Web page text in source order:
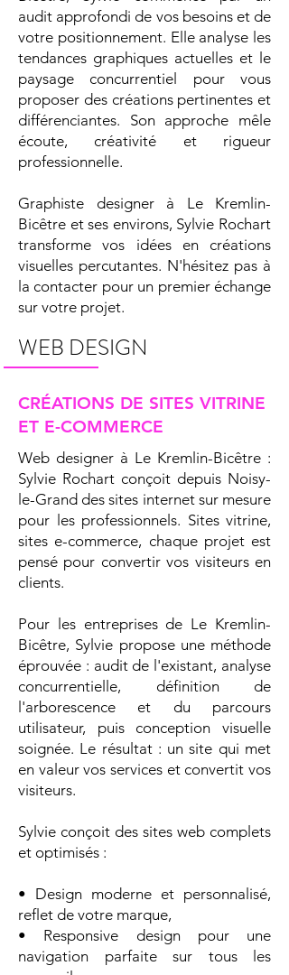
audit approfondi de vos besoins et de
votre positionnement. Elle analyse les
tendances graphiques actuelles et le
paysage concurrentiel pour vous
proposer des créations pertinentes et
différenciantes. Son approche mêle
écoute, créativité et rigueur
professionnelle.
Graphiste designer à Le Kremlin-
Bicêtre et ses environs, Sylvie Rochart
transforme vos idées en créations
visuelles percutantes. N'hésitez pas à
la contacter pour un premier échange
sur votre projet.
WEB DESIGN
CRÉATIONS DE SITES VITRINE
ET E-COMMERCE
Web designer à Le Kremlin-Bicêtre :
Sylvie Rochart conçoit depuis Noisy-
le-Grand des sites internet sur mesure
pour les professionnels. Sites vitrine,
sites e-commerce, chaque projet est
pensé pour convertir vos visiteurs en
clients.
Pour les entreprises de Le Kremlin-
Bicêtre, Sylvie propose une méthode
éprouvée : audit de l'existant, analyse
concurrentielle, définition de
l'arborescence et du parcours
utilisateur, puis conception visuelle
soignée. Le résultat : un site qui met
en valeur vos services et convertit vos
visiteurs.
Sylvie conçoit des sites web complets
et optimisés :
• Design moderne et personnalisé,
reflet de votre marque,
• Responsive design pour une
navigation parfaite sur tous les